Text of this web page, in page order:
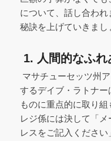
について、話し合わ
秘訣を上げていきまし
1. 人間的なふれ
マサチューセッツ州
するデイブ・ラトナ
ものに重点的に取り組
レジ係には決して「
レスをご記入くださ